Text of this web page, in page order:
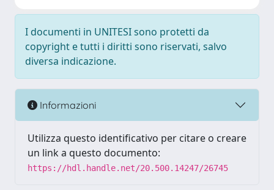
I documenti in UNITESI sono protetti da
copyright e tutti i diritti sono riservati, salvo
diversa indicazione.
Informazioni
Utilizza questo identificativo per citare o creare
un link a questo documento:
https://hdl.handle.net/20.500.14247/26745